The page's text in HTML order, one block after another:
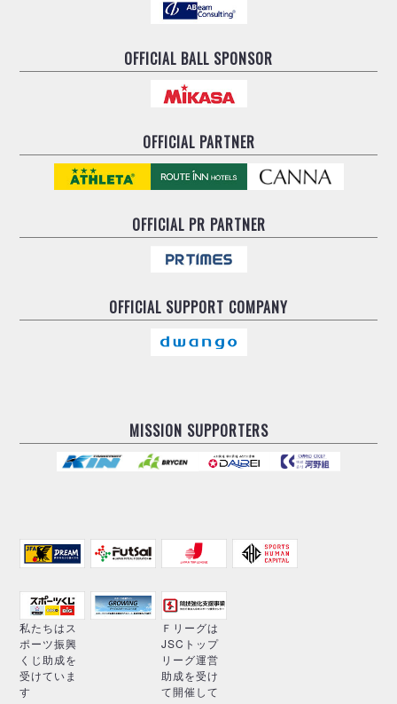
OFFICIAL BALL SPONSOR
OFFICIAL PARTNER
OFFICIALPR PARTNER
OFFICIAL SUPPORT COMPANY
MISSION SUPPORTERS
私たちはス
ポーツ振興
くじ助成を
受けていま
す
Ｆリーグは
JSCトップ
リーグ運営
助成を受け
て開催して